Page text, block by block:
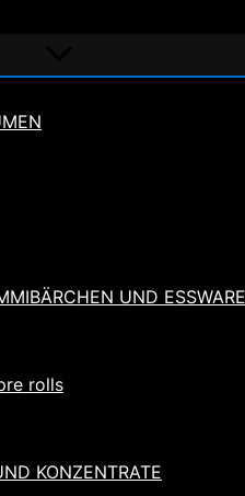
umschalten
UND
rolls
KONZENTRATE